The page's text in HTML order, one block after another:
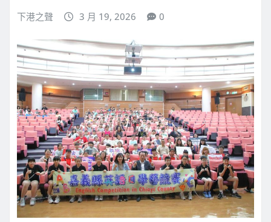
下港之聲 3 月 19, 2026 0